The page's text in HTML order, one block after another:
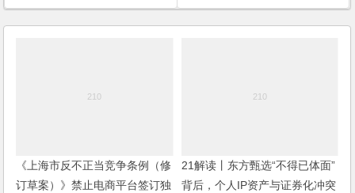
《上海市反不正当竞争条例（修
订草案）》禁⽌电商平台签订独
21解读丨东方甄选“不得已体面”
背后，个人IP资产与证券化冲突